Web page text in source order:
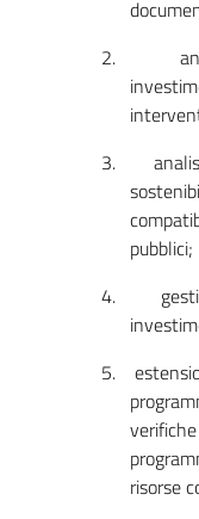
2.
3.
pubblici;
4.
5.
risorse